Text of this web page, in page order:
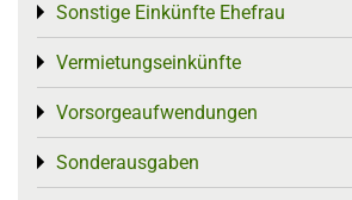
Sonstige Einkünfte Ehefrau
Toggle menu
Vermietungseinkünfte
Toggle menu
Vorsorgeaufwendungen
Toggle menu
Sonderausgaben
Toggle menu